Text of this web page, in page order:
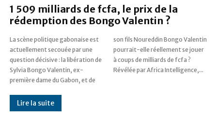
1 509 milliards de fcfa, le prix de la
rédemption des Bongo Valentin ?
La scène politique gabonaise est
actuellement secouée par une
question décisive : la libération de
Sylvia Bongo Valentin, ex-
première dame du Gabon, et de
son fils Noureddin Bongo Valentin
pourrait-elle réellement se jouer
à coups de milliards de fcfa ?
Révélée par Africa Intelligence,...
Lire la suite